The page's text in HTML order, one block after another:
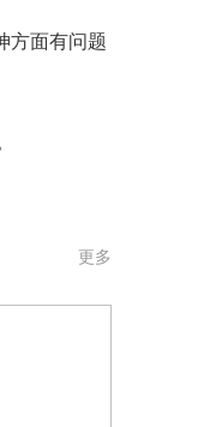
方面有问题
更多